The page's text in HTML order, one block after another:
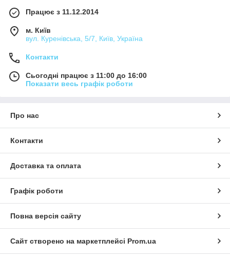
Працює з 11.12.2014
м. Київ
вул. Куренівська, 5/7, Київ, Україна
Контакти
Сьогодні працює з 11:00 до 16:00
Показати весь графік роботи
Про нас
Контакти
Доставка та оплата
Графік роботи
Повна версія сайту
Сайт створено на маркетплейсі Prom.ua